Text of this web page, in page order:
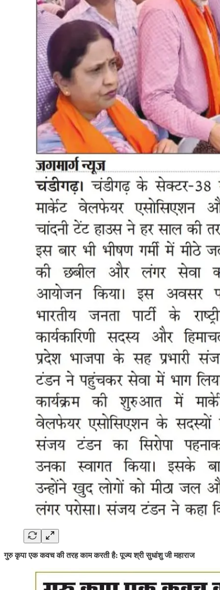
गुरु कृपा एक कवच की तरह काम करती है: पूज्य श्री सुधांशु जी महाराज